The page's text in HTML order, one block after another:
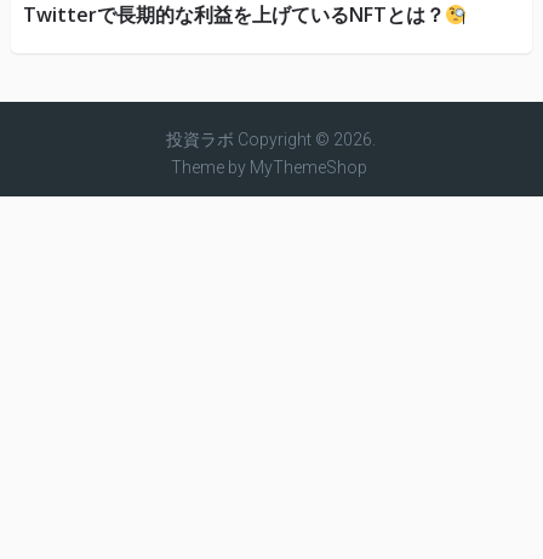
Twitterで長期的な利益を上げているNFTとは？
投資ラボ Copyright © 2026.
Theme by MyThemeShop